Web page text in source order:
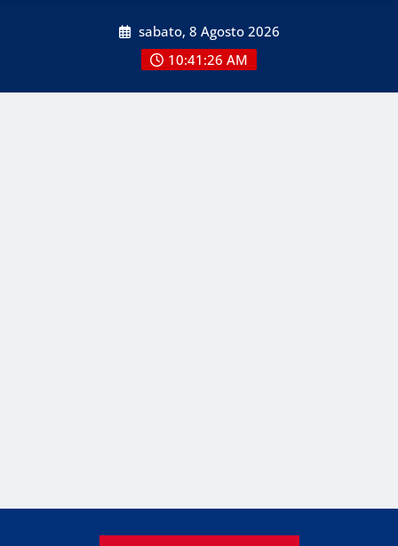
sabato, 8 Agosto 2026
10:41:26 AM